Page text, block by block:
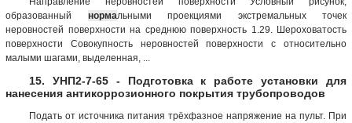
образованный нормальными проекциями экстремальных точек
неровностей по­верхности на среднюю поверхность 1.29. Шероховатость
поверхности Совокупность неровностей поверхности с относительно
малыми шагами, выделенная, ...
15. УНП2-7-65 - Подготовка к работе установки для
нанесения антикоррозионного покрытия трубопроводов
Подать от источника питания трёхфазное напряжение на пульт. При